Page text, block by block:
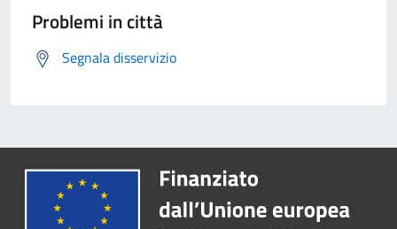
Problemi in città
Segnala disservizio